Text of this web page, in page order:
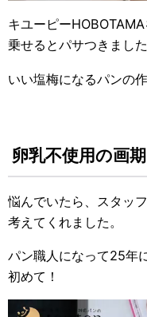
キユーピー
乗せるとパサつきました
いい塩梅になるパンの
卵乳不使用の画
悩んでいたら、スタッ
考えてくれました。
パン職人になって25年
初めて！